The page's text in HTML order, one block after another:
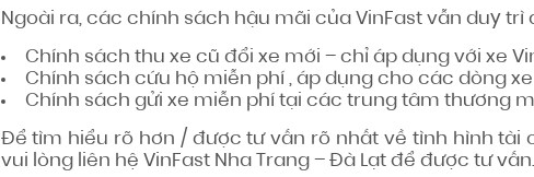
Ngoài ra, các chính sách hậu mãi của VinFast vẫn duy trì
Chính sách thu xe cũ đổi xe mới – chỉ áp dụng với xe
Chính sách cứu hộ miễn phí , áp dụng cho các dòng
Chính sách gửi xe miễn phí tại các trung tâm thương
Để tìm hiểu rõ hơn / được tư vấn rõ nhất về tình hình tài
vui lòng liên hệ VinFast Nha Trang – Đà Lạt để được tư vấn.